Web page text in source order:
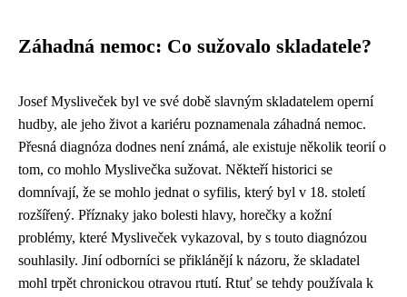
Záhadná nemoc: Co sužovalo skladatele?
Josef Mysliveček byl ve své době slavným skladatelem operní
hudby, ale jeho život a kariéru poznamenala záhadná nemoc.
Přesná diagnóza dodnes není známá, ale existuje několik teorií o
tom, co mohlo Myslivečka sužovat. Někteří historici se
domnívají, že se mohlo jednat o syfilis, který byl v 18. století
rozšířený. Příznaky jako bolesti hlavy, horečky a kožní
problémy, které Mysliveček vykazoval, by s touto diagnózou
souhlasily. Jiní odborníci se přiklánějí k názoru, že skladatel
mohl trpět chronickou otravou rtutí. Rtuť se tehdy používala k